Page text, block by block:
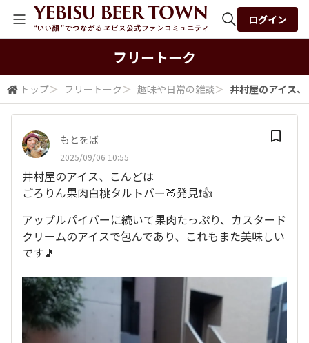
検索
ログイン
フリートーク
トップ＞ フリートーク ＞ 趣味や日常の雑談＞ 井村屋のアイス
もとをば
2025/09/06 10:55
井村屋のアイス、こんどは
ごろりん果肉白桃タルトバー🍑発見❗👍
アップルパイバーに続いて果肉たっぷり、カスタード
クリームのアイスで包んであり、これもまた美味しい
です🎵